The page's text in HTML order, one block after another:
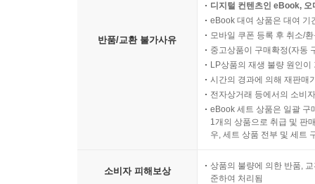
반품/교환 불가사유
디지털 컨텐츠인 eBook,
eBook 대여 상품은 대여 기
모바일 쿠폰 등록 후 취소/
중고상품이 구매확정(자동
LP상품의 재생 불량 원인
시간의 경과에 의해 재판매
전자상거래 등에서의 소비
eBook 세트 상품은 일괄 구
1개의 상품으로 취급 및 판
우, 세트 상품 전부 및 세트
소비자 피해보상
상품의 불량에 의한 반품,
준하여 처리됨